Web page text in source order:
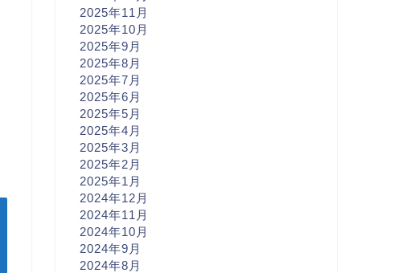
2025年11月
2025年10月
2025年9月
2025年8月
2025年7月
2025年6月
2025年5月
2025年4月
2025年3月
2025年2月
2025年1月
2024年12月
2024年11月
2024年10月
2024年9月
2024年8月